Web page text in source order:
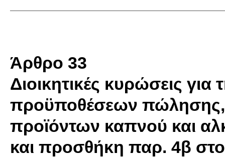
Άρθρο 33
Διοικητικές κυρώσεις
προϋποθέσεων πώλησης,
προϊόντων καπνού και
και προσθήκη παρ. 4β